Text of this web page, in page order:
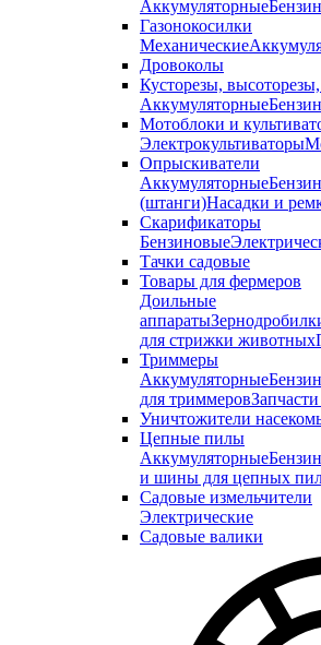
Аккумуляторные
Газонокосилки
Механические
Дровоколы
Кусторезы,
Аккумуляторные
Мотоблоки и
Электрокультиваторы
Опрыскиватели
Аккумуляторные
(штанги)Насадки и
Скарификаторы
Бензиновые
Тачки садовые
Товары для фермеров
Доильные
аппараты
для стрижки животных
Триммеры
Аккумуляторные
для триммеров
Уничтожители
Цепные пилы
Аккумуляторные
и шины для цепных
Садовые измельчители
Электрические
Садовые валики